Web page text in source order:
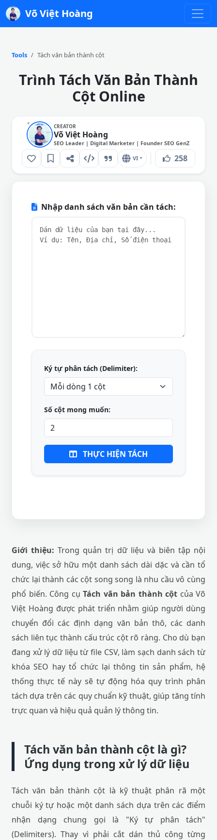
Võ Việt Hoàng
Tools Tách văn bản thành cột
Trình Tách Văn Bản Thành
Cột Online
CREATOR
Võ Việt Hoàng
SEO Leader | Digital Marketer | Founder SEO GenZ
VI 258
Nhập danh sách văn bản cần tách:
Ký tự phân tách (Delimiter):
Số cột mong muốn:
THỰC HIỆN TÁCH
Giới thiệu: Trong quản trị dữ liệu và biên tập nội
dung, việc sở hữu một danh sách dài dặc và cần tổ
chức lại thành các cột song song là nhu cầu vô cùng
phổ biến. Công cụ Tách văn bản thành cột của Võ
Việt Hoàng được phát triển nhằm giúp người dùng
chuyển đổi các định dạng văn bản thô, các danh
sách liên tục thành cấu trúc cột rõ ràng. Cho dù bạn
đang xử lý dữ liệu từ file CSV, làm sạch danh sách từ
khóa SEO hay tổ chức lại thông tin sản phẩm, hệ
thống thực tế này sẽ tự động hóa quy trình phân
tách dựa trên các quy chuẩn kỹ thuật, giúp tăng tính
trực quan và hiệu quả quản lý thông tin.
Tách văn bản thành cột là gì?
Ứng dụng trong xử lý dữ liệu
Tách văn bản thành cột là kỹ thuật phân rã một
chuỗi ký tự hoặc một danh sách dựa trên các điểm
nhận dạng chung gọi là "Ký tự phân tách"
(Delimiters). Thay vì phải cắt dán thủ công từng